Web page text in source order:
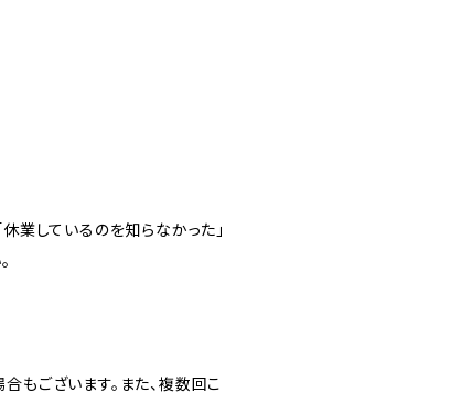
業しているのを知らなかった」
もございます。また、複数回こ